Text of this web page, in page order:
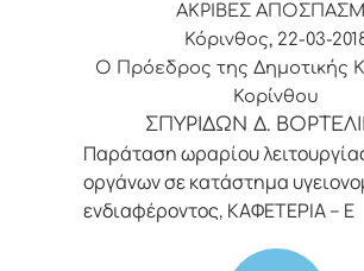
ΑΚΡΙΒΕΣ
Κόρινθος, 22-03-
Ο Πρόεδρος της Δημοτικής
Κορίνθου
ΣΠΥΡΙΔΩΝ Δ.
Παράταση ωραρίου
οργάνων σε κατάστημα
ενδιαφέροντος, ΚΑΦΕΤΕΡΙΑ – Ε